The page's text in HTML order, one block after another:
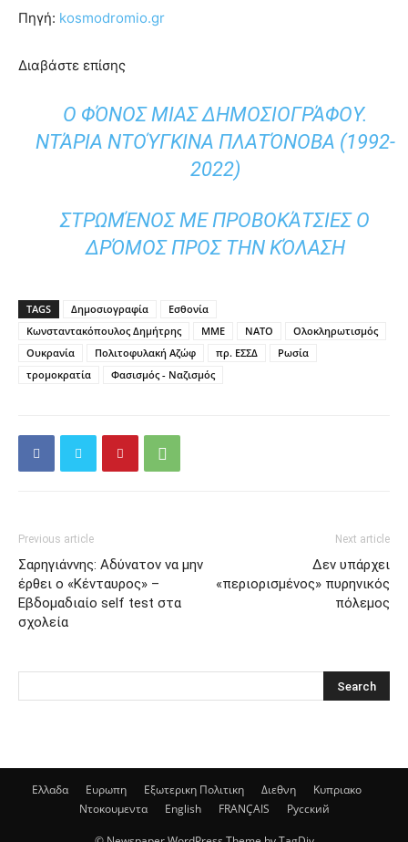
Πηγή: kosmodromio.gr
Διαβάστε επίσης
Ο ΦΌΝΟΣ ΜΙΑΣ ΔΗΜΟΣΙΟΓΡΆΦΟΥ.
ΝΤΆΡΙΑ ΝΤΟΎΓΚΙΝΑ ΠΛΑΤΌΝΟΒΑ (1992-
2022)
ΣΤΡΩΜΈΝΟΣ ΜΕ ΠΡΟΒΟΚΆΤΣΙΕΣ Ο
ΔΡΌΜΟΣ ΠΡΟΣ ΤΗΝ ΚΌΛΑΣΗ
TAGS Δημοσιογραφία
Εσθονία
Κωνσταντακόπουλος Δημήτρης
ΜΜΕ ΝΑΤΟ
Ολοκληρωτισμός
Ουκρανία
Πολιτοφυλακή Αζώφ πρ. ΕΣΣΔ
Ρωσία
τρομοκρατία
Φασισμός - Ναζισμός
Previous article
Σαρηγιάννης: Αδύνατον να μην
έρθει ο «Κένταυρος» –
Εβδομαδιαίο self test στα
σχολεία
Next article
Δεν υπάρχει
«περιορισμένος» πυρηνικός
πόλεμος
Ελλαδα Ευρωπη Εξωτερικη Πολιτικη Διεθνη
Κυπριακο
Ντοκουμεντα
English FRANÇAIS Русский